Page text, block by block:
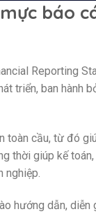
báo
Reporting
triển, ban hành
toàn cầu, từ đó
thời giúp kế
nghiệp.
hướng dẫn,